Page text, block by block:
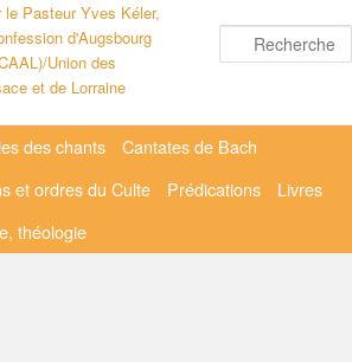
des chants
Cantates de Bach
et ordres du Culte Prédications
Livres
théologie